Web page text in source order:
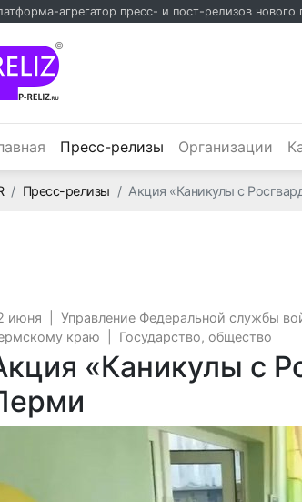
агрегатор пресс- и пост-релизов нового
©
Пресс-релизы (текущий)
Организации
Главная
Пресс-релизы Акция «Каникулы с
июня
Управление Федеральной службы
краю
Государство, общество
«Каникулы с